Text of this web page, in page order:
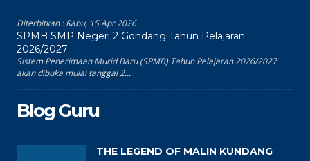
Diterbitkan :Rabu, 15 Apr 2026
SPMB SMP Negeri 2 Gondang Tahun Pelajaran
2026/2027
Sistem Penerimaan Murid Baru (SPMB) Tahun Pelajaran 2026/2027
akan dibuka mulai tanggal 2...
Blog Guru
THE LEGEND OF MALIN KUNDANG